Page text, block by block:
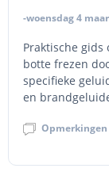
-woensdag 4
Praktische gids
botte frezen
specifieke
en
slijtage, en
Klingspor
Opmerkingen